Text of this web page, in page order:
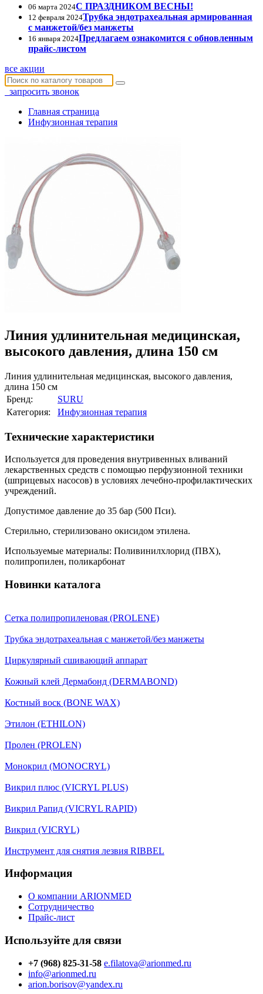
06 марта 2024С ПРАЗДНИКОМ ВЕСНЫ!
12 февраля 2024Трубка эндотрахеальная армированная
с манжетой/без манжеты
16 января 2024Предлагаем ознакомится с обновленным
прайс-листом
все акции
запросить звонок
Главная страница
Инфузионная терапия
Линия удлинительная медицинская,
высокого давления, длина 150 см
Линия удлинительная медицинская, высокого давления,
длина 150 см
Бренд:
SURU
Категория:
Инфузионная терапия
Технические характеристики
Используется для проведения внутривенных вливаний
лекарственных средств с помощью перфузионной техники
(шприцевых насосов) в условиях лечебно-профилактических
учреждений.
Допустимое давление до 35 бар (500 Пси).
Стерильно, стерилизовано окисидом этилена.
Используемые материалы: Поливинилхлорид (ПВХ),
полипропилен, поликарбонат
Новинки каталога
Сетка полипропиленовая (PROLENE)
Трубка эндотрахеальная с манжетой/без манжеты
Циркулярный сшивающий аппарат
Кожный клей Дермабонд (DERMABOND)
Костный воск (BONE WAX)
Этилон (ETHILON)
Пролен (PROLEN)
Монокрил (MONOCRYL)
Викрил плюс (VICRYL PLUS)
Викрил Рапид (VICRYL RAPID)
Викрил (VICRYL)
Инструмент для снятия лезвия RIBBEL
Информация
О компании ARIONMED
Сотрудничество
Прайс-лист
Используйте для связи
+7 (968) 825-31-58 e.filatova@arionmed.ru
info@arionmed.ru
arion.borisov@yandex.ru